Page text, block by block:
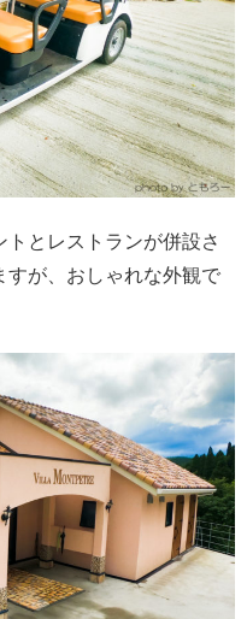
トとレストランが併設さ
すが、おしゃれな外観で